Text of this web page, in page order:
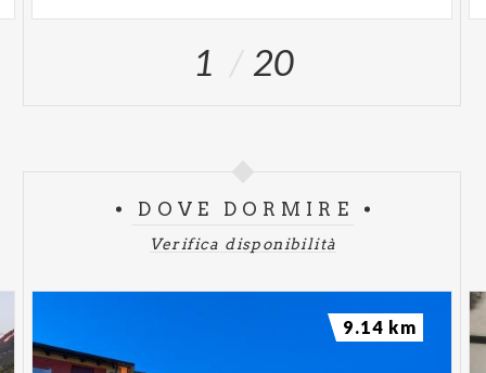
1 20
DOVE DORMIRE
Verifica disponibilità
9.14 km